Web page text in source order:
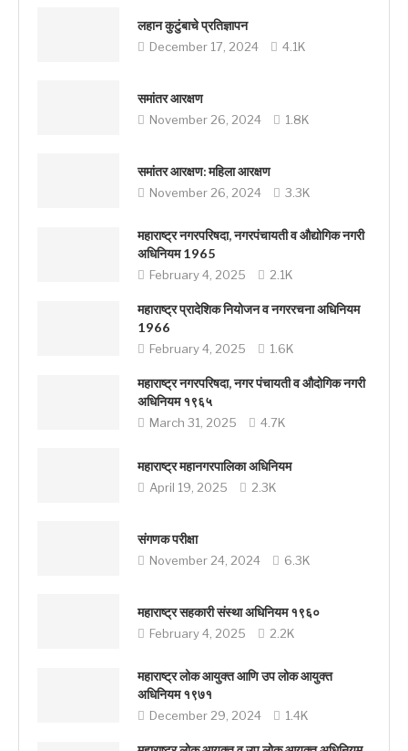
लहान कुटुंबाचे प्रतिज्ञापन
December 17, 2024 4.1K
समांतर आरक्षण
November 26, 2024 1.8K
समांतर आरक्षण: महिला आरक्षण
November 26, 2024 3.3K
महाराष्ट्र नगरपरिषदा, नगरपंचायती व औद्योगिक नगरी
अधिनियम 1965
February 4, 2025 2.1K
महाराष्ट्र प्रादेशिक नियोजन व नगररचना अधिनियम
1966
February 4, 2025 1.6K
महाराष्ट्र नगरपरिषदा, नगर पंचायती व औदोगिक नगरी
अधिनियम १९६५
March 31, 2025 4.7K
महाराष्ट्र महानगरपालिका अधिनियम
April 19, 2025 2.3K
संगणक परीक्षा
November 24, 2024 6.3K
महाराष्ट्र सहकारी संस्था अधिनियम १९६०
February 4, 2025 2.2K
महाराष्ट्र लोक आयुक्त आणि उप लोक आयुक्त
अधिनियम १९७१
December 29, 2024 1.4K